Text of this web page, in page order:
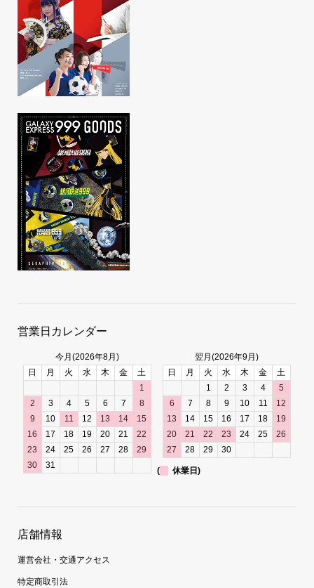
営業日カレンダー
今月(2026年8月)
日
月 火 水 木 金
土
1
2
3 4 5 6 7
8
9
10 11 12 13 14
15
16
17 18 19 20 21
22
23
24 25 26 27 28
29
30
31
翌月(2026年9月)
日
月 火 水 木 金
土
1
2 3 4
5
6
7 8 9 10 11
12
13
14 15 16 17 18
19
20
21 22 23 24 25
26
27
28 29 30
( 休業日)
店舗情報
運営会社・交通アクセス
特定商取引法